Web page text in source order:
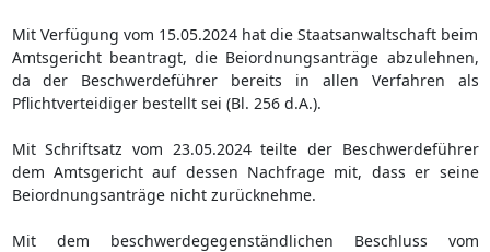
Mit Verfügung vom 15.05.2024 hat die Staatsanwaltschaft beim
Amtsgericht beantragt, die Beiordnungsanträge abzulehnen,
da der Beschwerdeführer bereits in allen Verfahren als
Pflichtverteidiger bestellt sei (Bl. 256 d.A.).
Mit Schriftsatz vom 23.05.2024 teilte der Beschwerdeführer
dem Amtsgericht auf dessen Nachfrage mit, dass er seine
Beiordnungsanträge nicht zurücknehme.
Mit dem beschwerdegegenständlichen Beschluss vom